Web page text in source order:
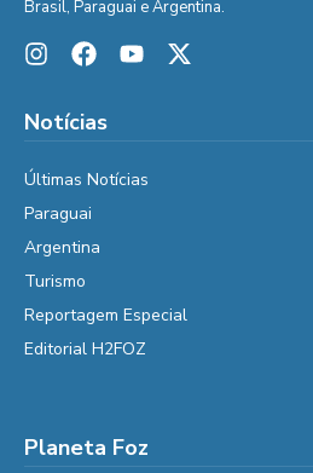
Brasil, Paraguai e Argentina.
Notícias
Últimas Notícias
Paraguai
Argentina
Turismo
Reportagem Especial
Editorial H2FOZ
Planeta Foz